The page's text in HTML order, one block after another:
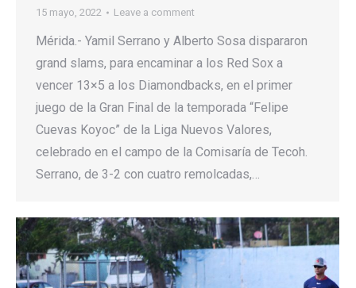
15 mayo, 2022
Leave a comment
Mérida.- Yamil Serrano y Alberto Sosa dispararon
grand slams, para encaminar a los Red Sox a
vencer 13×5 a los Diamondbacks, en el primer
juego de la Gran Final de la temporada “Felipe
Cuevas Koyoc” de la Liga Nuevos Valores,
celebrado en el campo de la Comisaría de Tecoh.
Serrano, de 3-2 con cuatro remolcadas,…